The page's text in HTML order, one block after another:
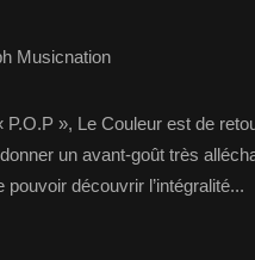
Musicnation
», Le Couleur est de
un avant-goût très
découvrir l’intégralité...